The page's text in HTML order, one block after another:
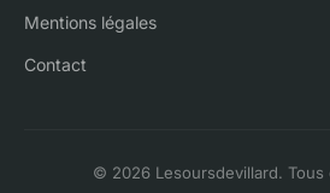
Mentions légales
Contact
© 2026 Lesoursdevillard. Tous